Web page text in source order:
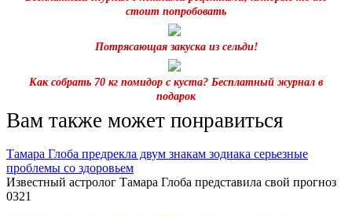
стоит попробовать
Потрясающая закуска из сельди!
Как собрать 70 кг помидор с куста? Бесплатный журнал в
подарок
Вам также может понравиться
Тамара Глоба предрекла двум знакам зодиака серьезные
проблемы со здоровьем
Известный астролог Тамара Глоба представила свой прогноз
0321